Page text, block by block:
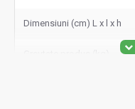
Dimensiuni (cm) L x l x h